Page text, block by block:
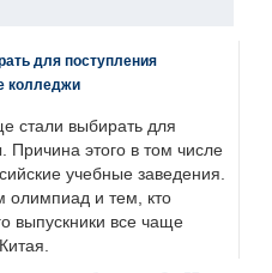
для поступления
колледжи
стали выбирать для
Причина этого в том числе
учебные заведения.
олимпиад и тем, кто
выпускники все чаще